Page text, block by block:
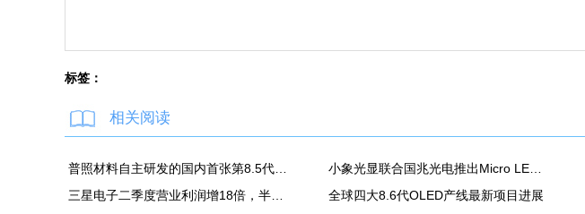
标签：
相关阅读
全球四大8.6代OLED产线最新项目进展